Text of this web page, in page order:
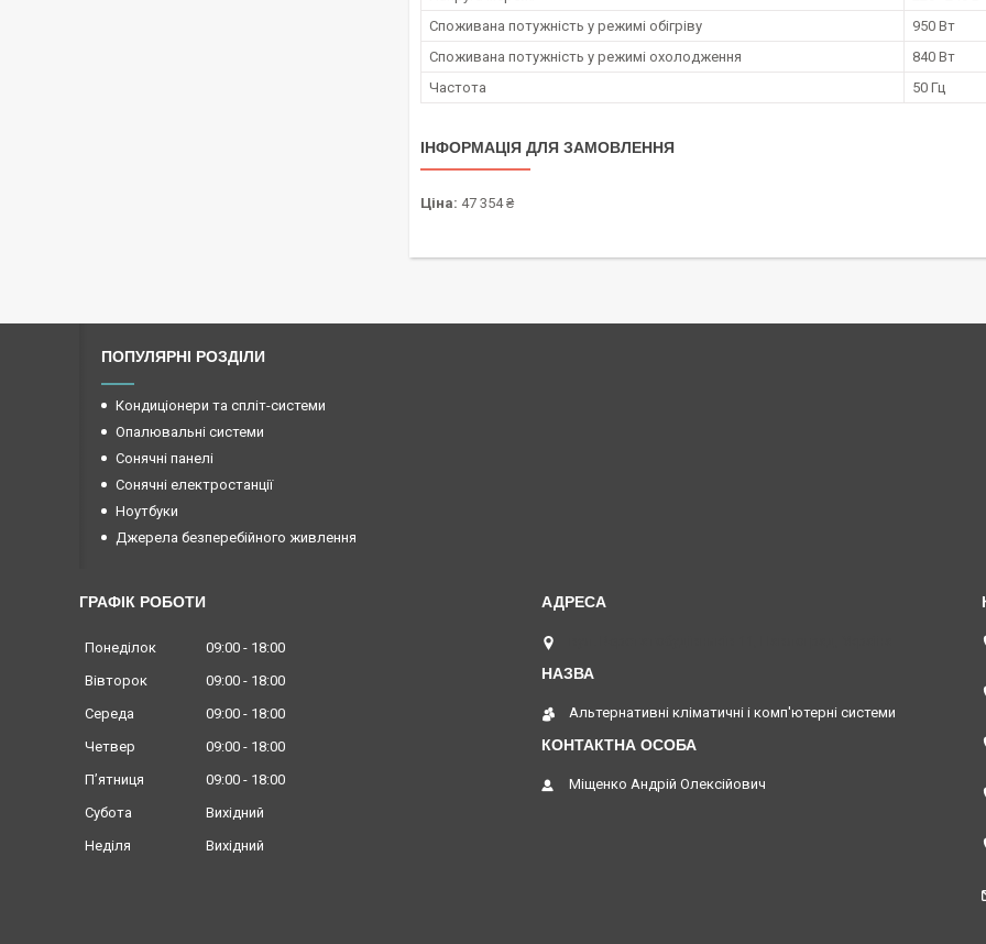
Споживана потужність у режимі обігріву
950 Вт
Споживана потужність у режимі охолодження
840 Вт
Частота
50 Гц
ІНФОРМАЦІЯ ДЛЯ ЗАМОВЛЕННЯ
Ціна: 47 354 ₴
ПОПУЛЯРНІ РОЗДІЛИ
Кондиціонери та спліт-системи
Опалювальні системи
Сонячні панелі
Сонячні електростанції
Ноутбуки
Джерела безперебійного живлення
ГРАФІК РОБОТИ
Понеділок 09:00
18:00
Вівторок
09:00
18:00
Середа
09:00
18:00
Четвер
09:00
18:00
Пʼятниця
09:00
18:00
Субота
Вихідний
Неділя
Вихідний
Альтернативні кліматичні і комп'ютерні системи
Міщенко Андрій Олексійович